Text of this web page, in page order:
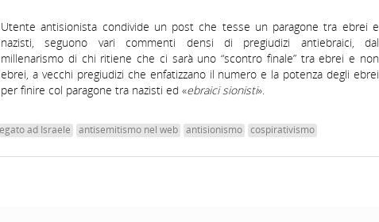
Utente antisionista condivide un post che tesse un paragone tra ebrei e
nazisti, seguono vari commenti densi di pregiudizi antiebraici, dal
millenarismo di chi ritiene che ci sarà uno “scontro finale” tra ebrei e non
ebrei, a vecchi pregiudizi che enfatizzano il numero e la potenza degli ebrei
per finire col paragone tra nazisti ed «ebraici sionisti».
ad Israele antisemitismo nel web antisionismo
cospirativismo